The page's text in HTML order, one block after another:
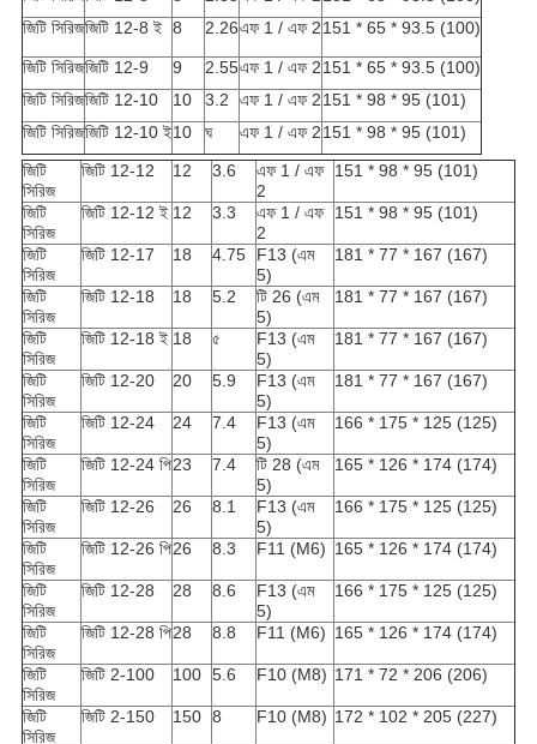
জিটি সিরিজজিটি 12-8 ই 8 2.26এফ 1 / এফ 2151 * 65 * 93.5 (100)
জিটি সিরিজজিটি 12-9 9 2.55এফ 1 / এফ 2151 * 65 * 93.5 (100)
জিটি সিরিজজিটি 12-10 10 3.2 এফ 1 / এফ 2151 * 98 * 95 (101)
জিটি সিরিজজিটি 12-10 ই10 ঘ এফ 1 / এফ 2151 * 98 * 95 (101)
জিটি
সিরিজ
জিটি 12-12 12 3.6
এফ 1 / এফ
2
151 * 98 * 95 (101)
জিটি
সিরিজ
জিটি 12-12 ই 12 3.3
এফ 1 / এফ
2
151 * 98 * 95 (101)
জিটি
সিরিজ
জিটি 12-17 18 4.75
F13 (এম
5)
181 * 77 * 167 (167)
জিটি
সিরিজ
জিটি 12-18 18 5.2
টি 26 (এম
5)
181 * 77 * 167 (167)
জিটি
সিরিজ
জিটি 12-18 ই 18 ৫
F13 (এম
5)
181 * 77 * 167 (167)
জিটি
সিরিজ
জিটি 12-20 20 5.9
F13 (এম
5)
181 * 77 * 167 (167)
জিটি
সিরিজ
জিটি 12-24 24 7.4
F13 (এম
5)
166 * 175 * 125 (125)
জিটি
সিরিজ
জিটি 12-24 পি23 7.4
টি 28 (এম
5)
165 * 126 * 174 (174)
জিটি
সিরিজ
জিটি 12-26 26 8.1
F13 (এম
5)
166 * 175 * 125 (125)
জিটি
সিরিজ
জিটি 12-26 পি26 8.3 F11 (M6) 165 * 126 * 174 (174)
জিটি
সিরিজ
জিটি 12-28 28 8.6
F13 (এম
5)
166 * 175 * 125 (125)
জিটি
সিরিজ
জিটি 12-28 পি28 8.8 F11 (M6) 165 * 126 * 174 (174)
জিটি
সিরিজ
জিটি 2-100 100 5.6 F10 (M8) 171 * 72 * 206 (206)
জিটি
সিরিজ
জিটি 2-150 150 8 F10 (M8) 172 * 102 * 205 (227)